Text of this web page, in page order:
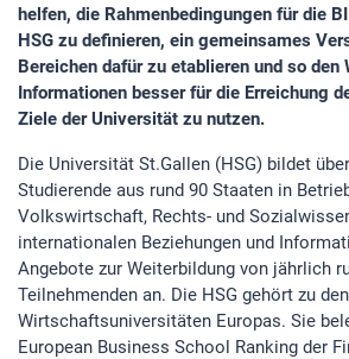
helfen, die Rahmenbedingungen für die
HSG zu definieren, ein gemeinsames
Bereichen dafür zu etablieren und so den
Informationen besser für die Erreichung
Ziele der Universität zu nutzen.
Die Universität St.Gallen (HSG) bildet
Studierende aus rund 90 Staaten in
Volkswirtschaft, Rechts- und
internationalen Beziehungen und
Angebote zur Weiterbildung von jährlich
Teilnehmenden an. Die HSG gehört zu
Wirtschaftsuniversitäten Europas. Sie
European Business School Ranking der